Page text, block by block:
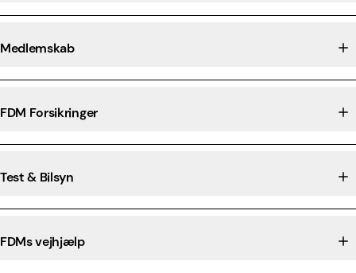
Medlemskab
FDM Forsikringer
Test & Bilsyn
FDMs vejhjælp